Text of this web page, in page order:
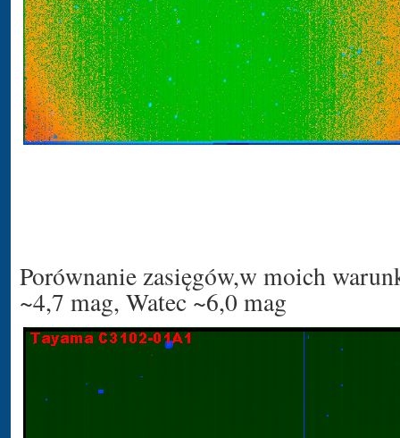
Porównanie zasięgów,w moich
~4,7 mag, Watec ~6,0 mag